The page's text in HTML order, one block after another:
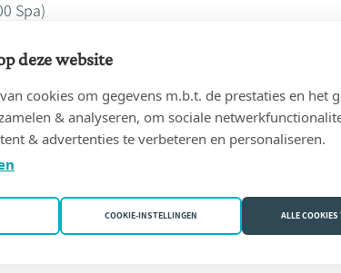
Spa)
12/2021
Stavelot)
deze website
cookies om gegevens m.b.t. de prestaties en het
& analyseren, om sociale
& advertenties te verbeteren en personaliseren.
COOKIE-INSTELLINGEN ALLE